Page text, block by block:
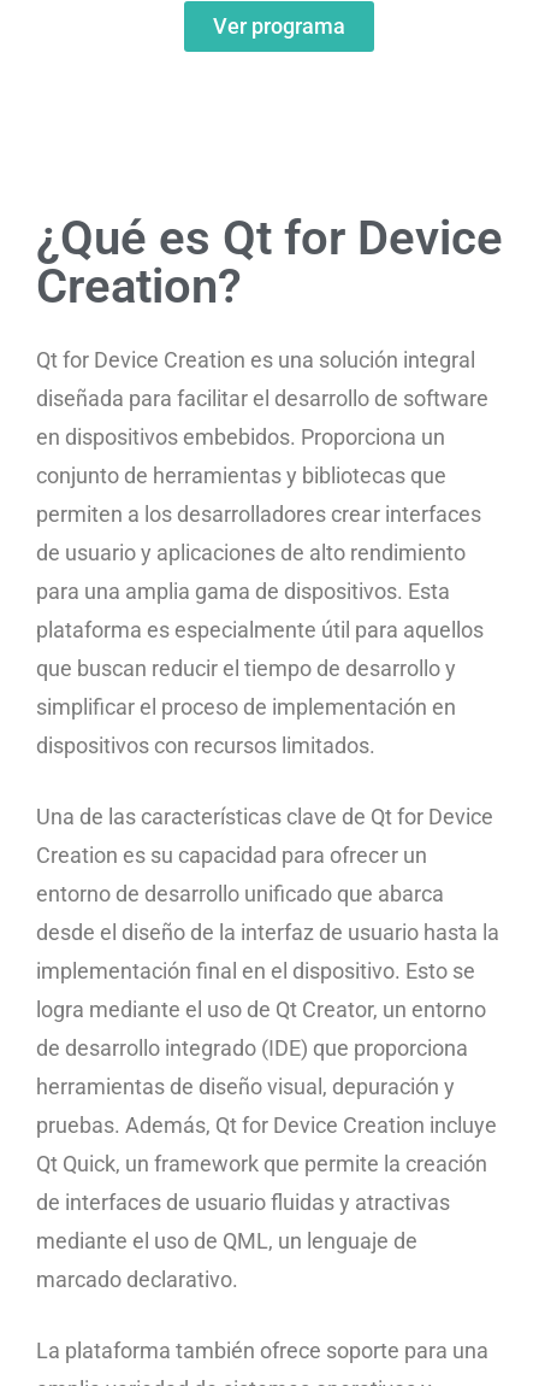
Ver programa
¿Qué es Qt for Device
Creation?
Qt for Device Creation es una solución integral
diseñada para facilitar el desarrollo de software
en dispositivos embebidos. Proporciona un
conjunto de herramientas y bibliotecas que
permiten a los desarrolladores crear interfaces
de usuario y aplicaciones de alto rendimiento
para una amplia gama de dispositivos. Esta
plataforma es especialmente útil para aquellos
que buscan reducir el tiempo de desarrollo y
simplificar el proceso de implementación en
dispositivos con recursos limitados.
Una de las características clave de Qt for Device
Creation es su capacidad para ofrecer un
entorno de desarrollo unificado que abarca
desde el diseño de la interfaz de usuario hasta la
implementación final en el dispositivo. Esto se
logra mediante el uso de Qt Creator, un entorno
de desarrollo integrado (IDE) que proporciona
herramientas de diseño visual, depuración y
pruebas. Además, Qt for Device Creation incluye
Qt Quick, un framework que permite la creación
de interfaces de usuario fluidas y atractivas
mediante el uso de QML, un lenguaje de
marcado declarativo.
La plataforma también ofrece soporte para una